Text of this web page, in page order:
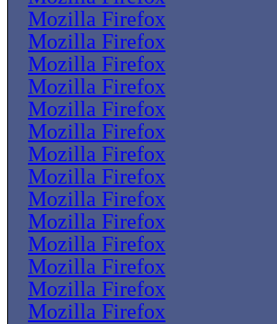
Mozilla Firefox
Mozilla Firefox
Mozilla Firefox
Mozilla Firefox
Mozilla Firefox
Mozilla Firefox
Mozilla Firefox
Mozilla Firefox
Mozilla Firefox
Mozilla Firefox
Mozilla Firefox
Mozilla Firefox
Mozilla Firefox
Mozilla Firefox